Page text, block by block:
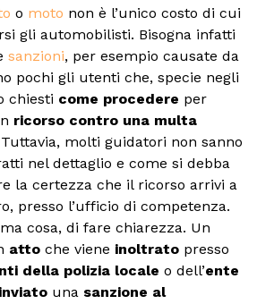
o moto non è l’unico costo di cui
gli automobilisti. Bisogna infatti
sanzioni, per esempio causate da
pochi gli utenti che, specie negli
chiesti come procedere per
ricorso contro una multa
molti guidatori non sanno
nel dettaglio e come si debba
la certezza che il ricorso arrivi a
presso l’ufficio di competenza.
cosa, di fare chiarezza. Un
atto che viene inoltrato presso
della polizia locale o dell’ente
inviato una sanzione al